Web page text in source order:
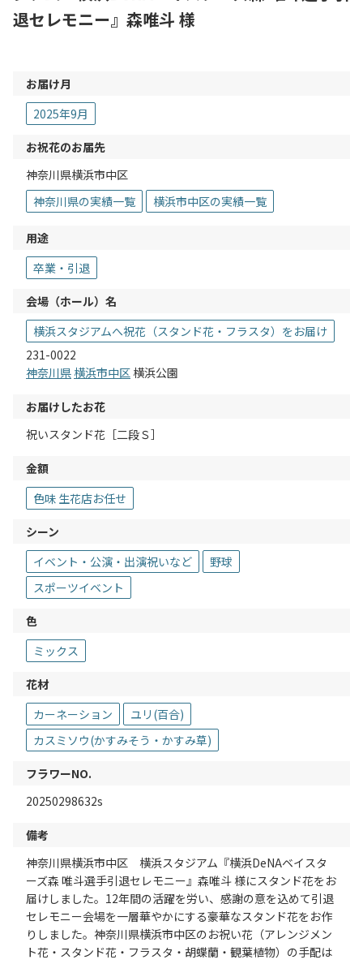
退セレモニー』森唯斗 様
お届け月
2025年9月
お祝花のお届先
神奈川県横浜市中区
神奈川県の実績一覧
横浜市中区の実績一覧
用途
卒業・引退
会場（ホール）名
横浜スタジアムへ祝花（スタンド花・フラスタ）をお届け
231-0022
神奈川県横浜市中区横浜公園
お届けしたお花
祝いスタンド花［二段Ｓ］
金額
色味 生花店お任せ
シーン
イベント・公演・出演祝いなど
野球
スポーツイベント
色
ミックス
花材
カーネーション
ユリ(百合)
カスミソウ(かすみそう・かすみ草)
フラワーNO.
20250298632s
備考
神奈川県横浜市中区 横浜スタジアム『横浜DeNAベイスタ
ーズ森 唯斗選手引退セレモニー』森唯斗 様にスタンド花をお
届けしました。12年間の活躍を労い、感謝の意を込めて引退
セレモニー会場を一層華やかにする豪華なスタンド花をお作
りしました。神奈川県横浜市中区のお祝い花（アレンジメン
ト花・スタンド花・フラスタ・胡蝶蘭・観葉植物）の手配は